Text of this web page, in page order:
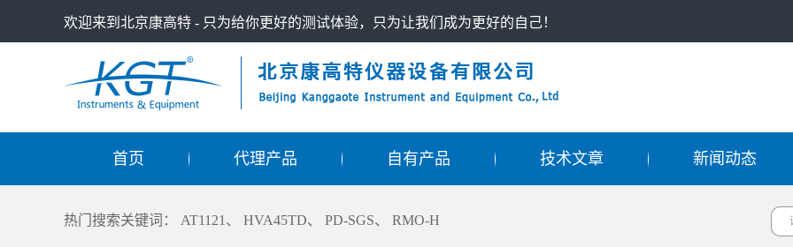
欢迎来到北京康高特 - 只为给你更好的测试体验，只为让我们成为更好的自己！
首页 代理产品 自有产品 技术文章 新闻动态
热门搜索关键词： AT1121 、 HVA45TD、 PD-SGS、 RMO-H